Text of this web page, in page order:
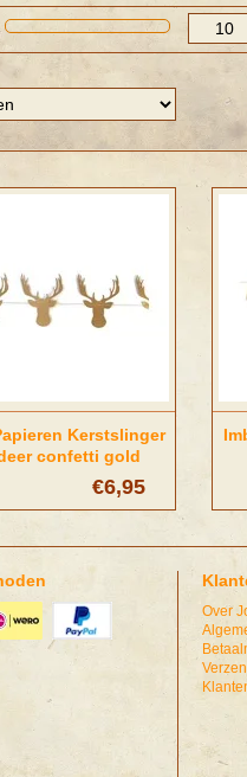
Kerstslinger
confetti gold
€6,95
Over